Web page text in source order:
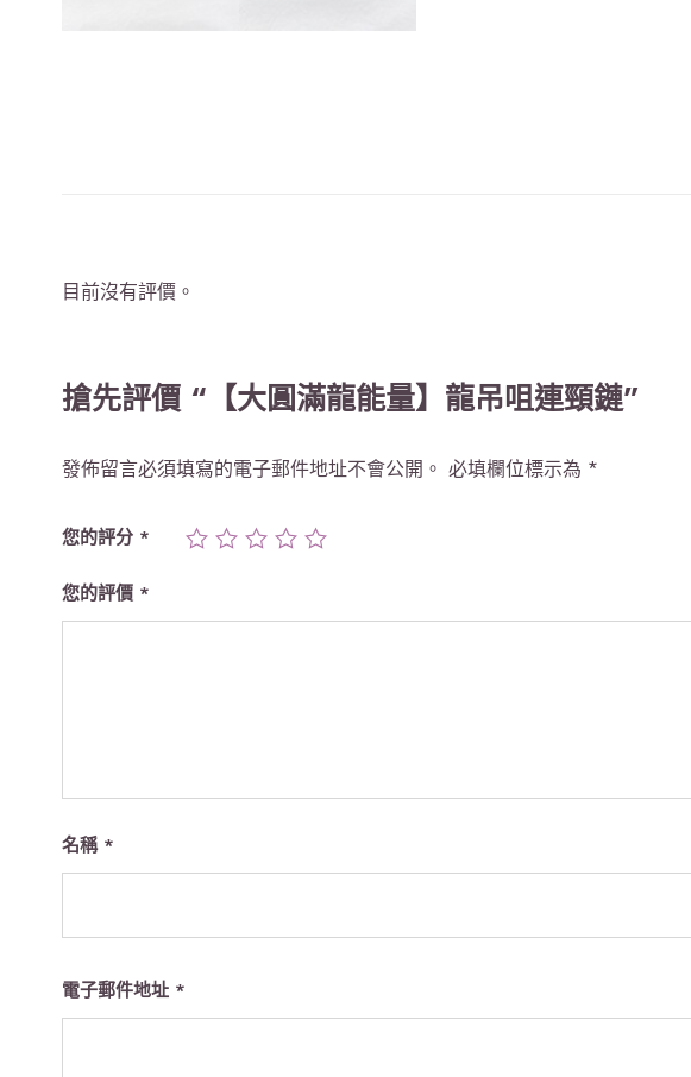
目前沒有評價。
搶先評價 “【大圓滿龍能量】龍吊咀連頸鏈”
發佈留言必須填寫的電子郵件地址不會公開。 必填欄位標示為 *
您的評分 *
您的評價 *
名稱 *
電子郵件地址 *